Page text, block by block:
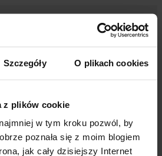
Szczegóły O plikach cookies
z plików cookie
w tym kroku pozwól, by
poznała się z moim blogiem
jak cały dzisiejszy Internet
2024 07:22
2024 14:39